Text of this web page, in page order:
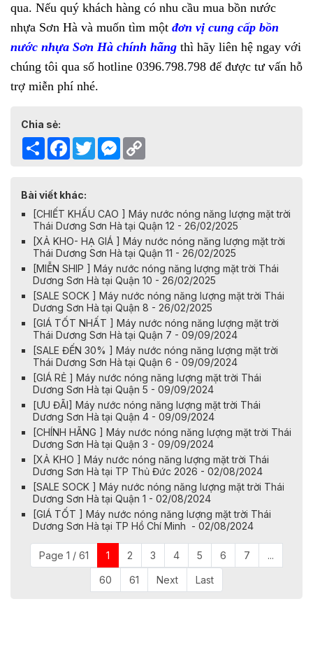
qua. Nếu quý khách hàng có nhu cầu mua bồn nước
nhựa Sơn Hà và muốn tìm một đơn vị cung cấp bồn
nước nhựa Sơn Hà chính hãng thì hãy liên hệ ngay với
chúng tôi qua số hotline 0396.798.798 để được tư vấn hỗ
trợ miễn phí nhé.
Chia sẻ:
Share Facebook
TwitterMessenger
Bài viết khác:
[CHIẾT KHẤU CAO ] Máy nước nóng năng lượng mặt trời
Thái Dương Sơn Hà tại Quận 12 - 26/02/2025
[XẢ KHO- HẠ GIÁ ] Máy nước nóng năng lượng mặt trời
Thái Dương Sơn Hà tại Quận 11 - 26/02/2025
[MIỄN SHIP ] Máy nước nóng năng lượng mặt trời Thái
Dương Sơn Hà tại Quận 10 - 26/02/2025
[SALE SOCK ] Máy nước nóng năng lượng mặt trời Thái
Dương Sơn Hà tại Quận 8 - 26/02/2025
[GIÁ TỐT NHẤT ] Máy nước nóng năng lượng mặt trời
Thái Dương Sơn Hà tại Quận 7 - 09/09/2024
[SALE ĐẾN 30% ] Máy nước nóng năng lượng mặt trời
Thái Dương Sơn Hà tại Quận 6 - 09/09/2024
[GIÁ RẺ ] Máy nước nóng năng lượng mặt trời Thái
Dương Sơn Hà tại Quận 5 - 09/09/2024
[ƯU ĐÃI] Máy nước nóng năng lượng mặt trời Thái
Dương Sơn Hà tại Quận 4 - 09/09/2024
[CHÍNH HÃNG ] Máy nước nóng năng lượng mặt trời Thái
Dương Sơn Hà tại Quận 3 - 09/09/2024
[XẢ KHO ] Máy nước nóng năng lượng mặt trời Thái
Dương Sơn Hà tại TP Thủ Đức 2026 - 02/08/2024
[SALE SOCK ] Máy nước nóng năng lượng mặt trời Thái
Dương Sơn Hà tại Quận 1 - 02/08/2024
[GIÁ TỐT ] Máy nước nóng năng lượng mặt trời Thái
Dương Sơn Hà tại TP Hồ Chí Minh - 02/08/2024
Page 1 / 61 1 2 3 4 5 6 7 ...
60 61 Next Last